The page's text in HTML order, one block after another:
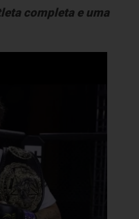
completa e uma